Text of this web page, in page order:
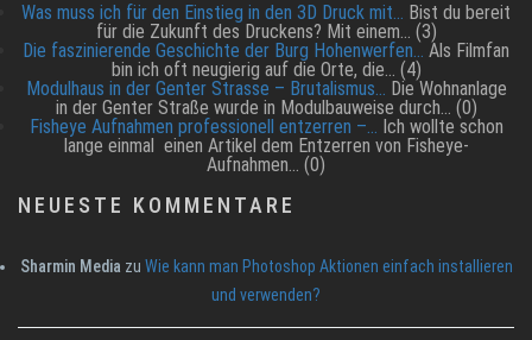
Was muss ich für den Einstieg in den 3D Druck mit… Bist du bereit
für die Zukunft des Druckens? Mit einem… (3)
Die faszinierende Geschichte der Burg Hohenwerfen… Als Filmfan
bin ich oft neugierig auf die Orte, die… (4)
Modulhaus in der Genter Strasse – Brutalismus… Die Wohnanlage
in der Genter Straße wurde in Modulbauweise durch… (0)
Fisheye Aufnahmen professionell entzerren –… Ich wollte schon
lange einmal einen Artikel dem Entzerren von Fisheye-
Aufnahmen… (0)
NEUESTE KOMMENTARE
Sharmin Media zu Wie kann man Photoshop Aktionen einfach installieren
und verwenden?